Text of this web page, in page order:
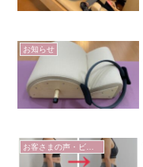
お知らせ
お客さまの声・ビフォーアフター